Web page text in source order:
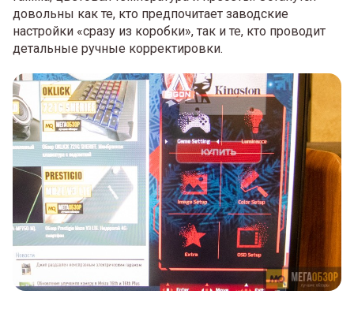
довольны как те, кто предпочитает заводские
настройки «сразу из коробки», так и те, кто проводит
детальные ручные корректировки.